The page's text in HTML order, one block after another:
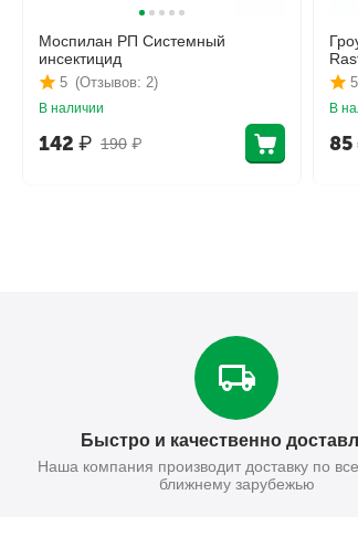
Моспилан РП Системный
инсектицид
(Отзывов: 2)
5
В наличии
190 ₽
142 ₽
5
В
85
Быстро и качественно
Наша компания производит доставку по
ближнему зарубежью